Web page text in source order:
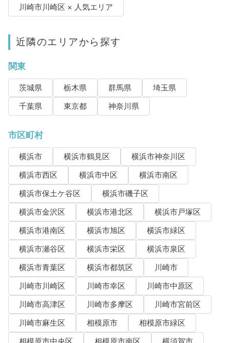
川崎市川崎区 × 人気エリア
近隣のエリアから探す
関東
茨城県 栃木県 群馬県
埼玉県
千葉県
東京都 神奈川県
市区町村
横浜市 横浜市鶴見区
横浜市神奈川区
横浜市西区
横浜市中区
横浜市南区
横浜市保土ケ谷区
横浜市磯子区
横浜市金沢区
横浜市港北区
横浜市戸塚区
横浜市港南区
横浜市旭区
横浜市緑区
横浜市瀬谷区
横浜市栄区
横浜市泉区
横浜市青葉区
横浜市都筑区
川崎市
川崎市川崎区
川崎市幸区
川崎市中原区
川崎市高津区
川崎市多摩区
川崎市宮前区
川崎市麻生区
相模原市
相模原市緑区